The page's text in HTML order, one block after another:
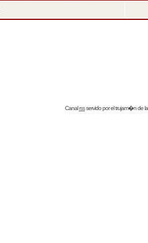
Canalrssservido por eltrujam�nde